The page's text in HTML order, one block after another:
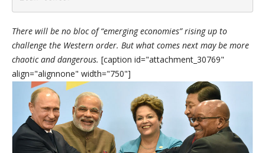
There will be no bloc of “emerging economies” rising up to
challenge the Western order. But what comes next may be more
chaotic and dangerous. [caption id="attachment_30769"
align="alignnone" width="750"]